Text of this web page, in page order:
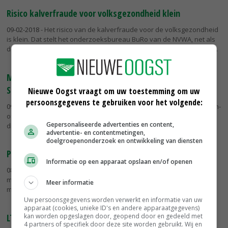
Risico kalverfraude voor volksgezondheid klein
09-02-2018- Het risico van de kalverfraude voor de volksgezondheid
is klein. Dat stelt het onderzoeksbureau BuRo van de NVWA, net als
de Van Drie Group. Zeker wanneer moeder en kalf van hetzelfde...
Melkveehouderij blijft geschokt achter na ingrijpen
Schouten
09-02-2018- Op 2.100 veebedrijven mag geen rund meer worden aan-
of afgevoerd. De melkveehouderijsector blijft geschokt achter na de
drastische maatregel van LNV-minister Carola Schouten.
PvdA wil ook blokkade provinciale subsidie
08-02-2018
melkveehouders ook geen provinciale subsidies of vergunningen
meer kunnen krijgen. Dat bepleit fractievoorzitter Tijs de Bree.
LTO 'enorm geschrokken' door nieuwe fraudecijfers
Nieuwe Oogst vraagt om uw toestemming om uw
persoonsgegevens te gebruiken voor het volgende:
Gepersonaliseerde advertenties en content,
advertentie- en contentmetingen,
doelgroepenonderzoek en ontwikkeling van diensten
Informatie op een apparaat opslaan en/of openen
Meer informatie
Uw persoonsgegevens worden verwerkt en informatie van uw
apparaat (cookies, unieke ID's en andere apparaatgegevens)
kan worden opgeslagen door, geopend door en gedeeld met
4 partners of specifiek door deze site worden gebruikt. Wij en